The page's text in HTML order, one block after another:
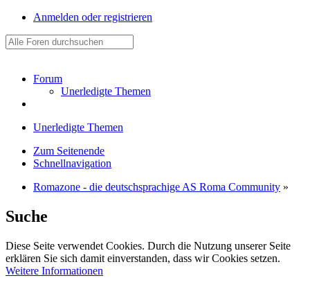
Anmelden oder registrieren
Forum
Unerledigte Themen
Unerledigte Themen
Zum Seitenende
Schnellnavigation
Romazone - die deutschsprachige AS Roma Community »
Suche
Diese Seite verwendet Cookies. Durch die Nutzung unserer Seite
erklären Sie sich damit einverstanden, dass wir Cookies setzen.
Weitere Informationen